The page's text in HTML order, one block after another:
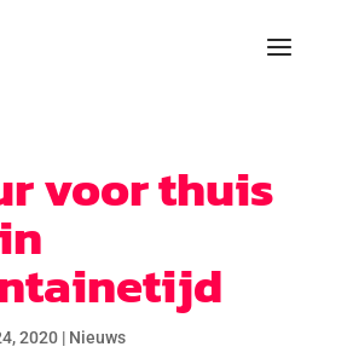
voor thuis
2020| Nieuws